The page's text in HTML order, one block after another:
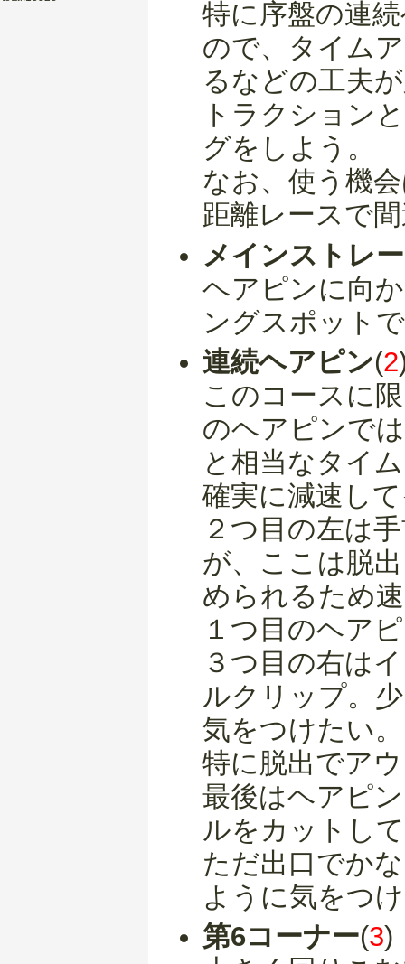
特に序盤の連
ので、タイム
るなどの工夫
トラクション
グをしよう。
なお、使う機
距離レースで
メインストレ
ヘアピンに向
ングスポット
連続ヘアピン(2
このコースに
のヘアピンで
と相当なタイ
確実に減速し
２つ目の左は
が、ここは脱
められるため
１つ目のヘア
３つ目の右は
ルクリップ。
気をつけたい。
特に脱出でア
最後はヘアピ
ルをカットし
ただ出口でか
ように気をつ
第6コーナー(3)